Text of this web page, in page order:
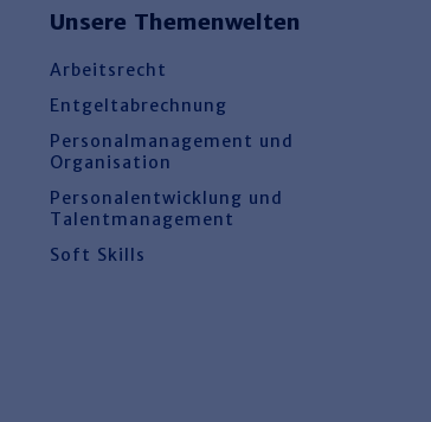
Unsere Themenwelten
Arbeitsrecht
Entgeltabrechnung
Personalmanagement und
Organisation
Personalentwicklung und
Talentmanagement
Soft Skills